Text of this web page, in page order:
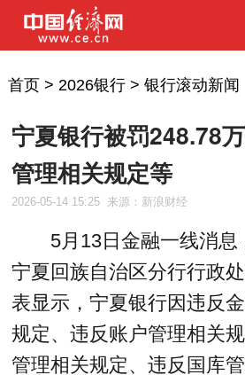
首页> 2026银行> 银行滚动新闻
宁夏银行被罚248.78
管理相关规定等
2026-05-14 15:25 来源：新浪财经
5月13日金融一线消
宁夏回族自治区分行行政
表显示，宁夏银行因违反
规定、违反账户管理相关
管理相关规定、违反国库